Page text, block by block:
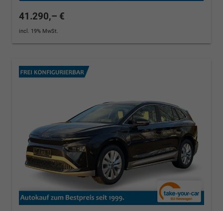
41.290,– €
incl. 19% MwSt.